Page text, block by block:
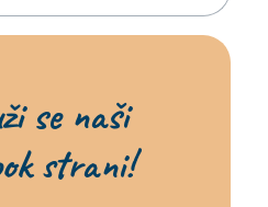
se naši
strani!